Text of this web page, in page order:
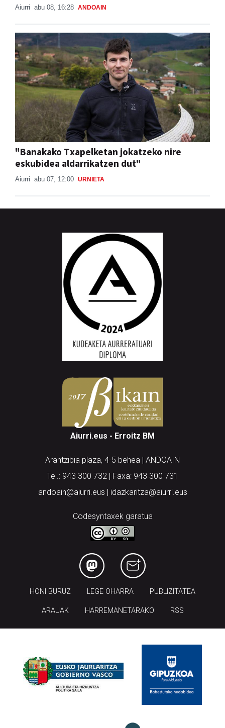
Aiurri abu 08, 16:28 ANDOAIN
"Banakako Txapelketan jokatzeko nire
eskubidea aldarrikatzen dut"
Aiurri abu 07, 12:00 URNIETA
Aiurri.eus - Erroitz BM
Arantzibia plaza, 4-5 behea | ANDOAIN
Tel.: 943 300 732 | Faxa: 943 300 731
andoain@aiurri.eus | idazkaritza@aiurri.eus
Codesyntaxek garatua
HONI BURUZ LEGE OHARRA PUBLIZITATEA
ARAUAK HARREMANETARAKO RSS